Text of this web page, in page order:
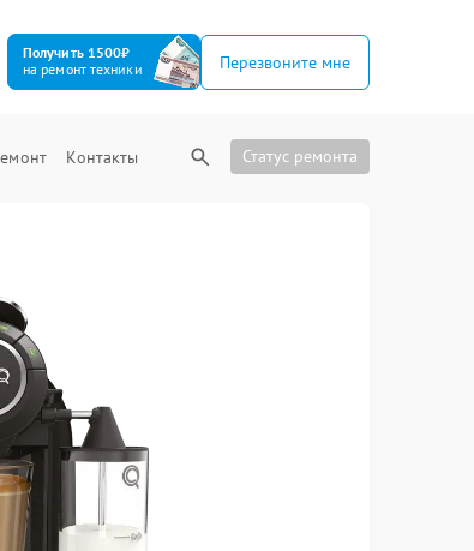
Получить 1500₽
на ремонт техники
Перезвоните мне
Контакты Статус ремонта